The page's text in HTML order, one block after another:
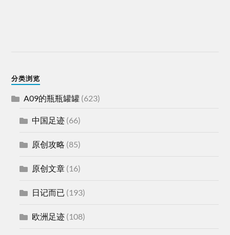
分类浏览
A09的瓶瓶罐罐 (623)
中国足迹 (66)
原创攻略 (85)
原创文章 (16)
日记而已 (193)
欧洲足迹 (108)